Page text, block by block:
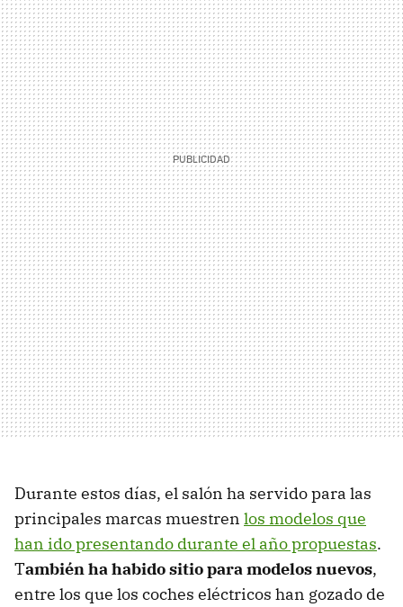
Durante estos días, el salón ha servido para las
principales marcas muestren los modelos que
han ido presentando durante el año propuestas.
También ha habido sitio para modelos nuevos,
entre los que los coches eléctricos han gozado de